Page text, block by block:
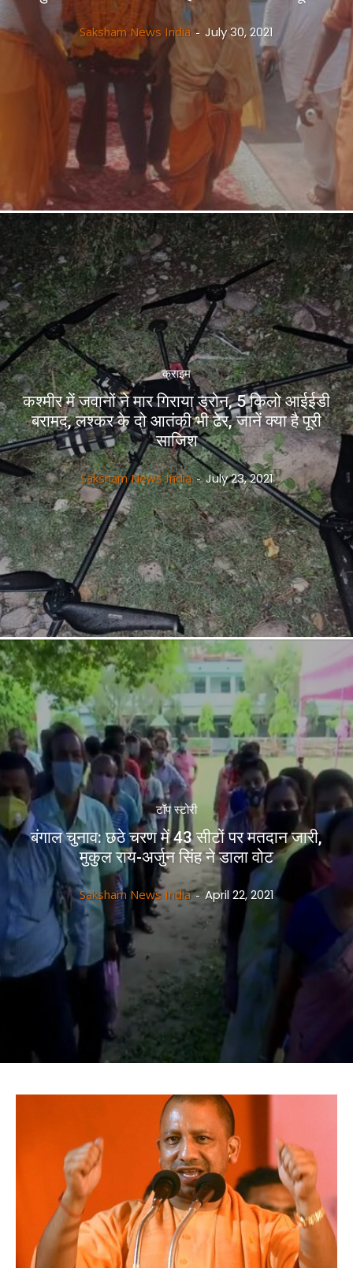
Saksham News India - July 30, 2021
क्राइम
कश्मीर में जवानों ने मार गिराया ड्रोन, 5 किलो आईईडी
बरामद, लश्कर के दो आतंकी भी ढेर, जानें क्या है पूरी
साजिश
Saksham News India - July 23, 2021
टॉप स्टोरी
बंगाल चुनाव: छठे चरण में 43 सीटों पर मतदान जारी,
मुकुल राय-अर्जुन सिंह ने डाला वोट
Saksham News India - April 22, 2021